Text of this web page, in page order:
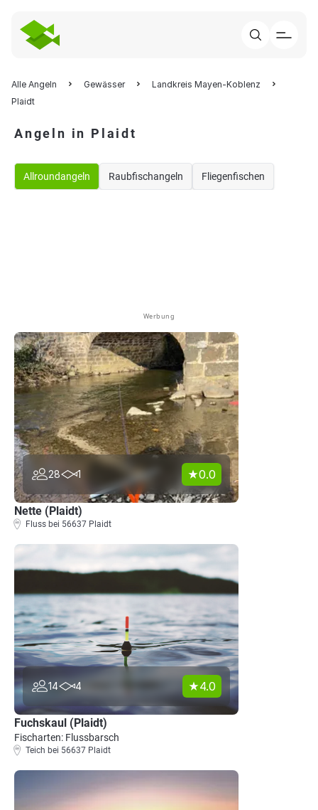
Alle Angeln Gewässer
Landkreis Mayen-Koblenz
Plaidt
Angeln in Plaidt
Allroundangeln Raubfischangeln Fliegenfischen
Werbung
28 1 0.0
Nette (Plaidt)
Fluss bei 56637 Plaidt
14 4 4.0
Fuchskaul (Plaidt)
Fischarten: Flussbarsch
Teich bei 56637 Plaidt